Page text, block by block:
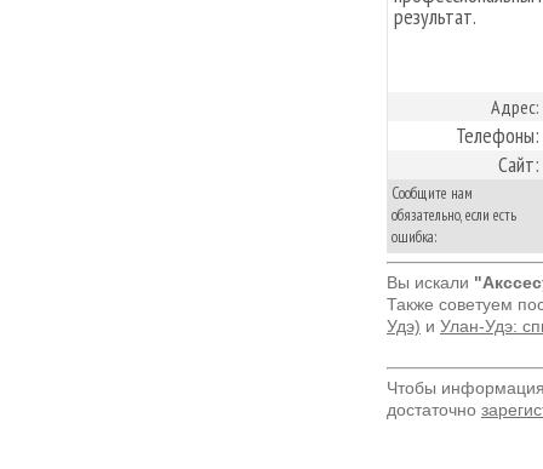
результат.
Адрес:
Телефоны:
Сайт:
Сообщите нам
обязательно, если есть
ошибка:
Вы искали
Также советуем
Удэ) и Улан-Удэ:
Чтобы
достаточно